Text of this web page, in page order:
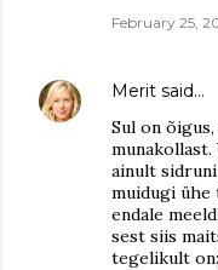
February 25,
Merit said…
Sul on
munakollast.
ainult
muidugi
endale
sest siis
tegelikult